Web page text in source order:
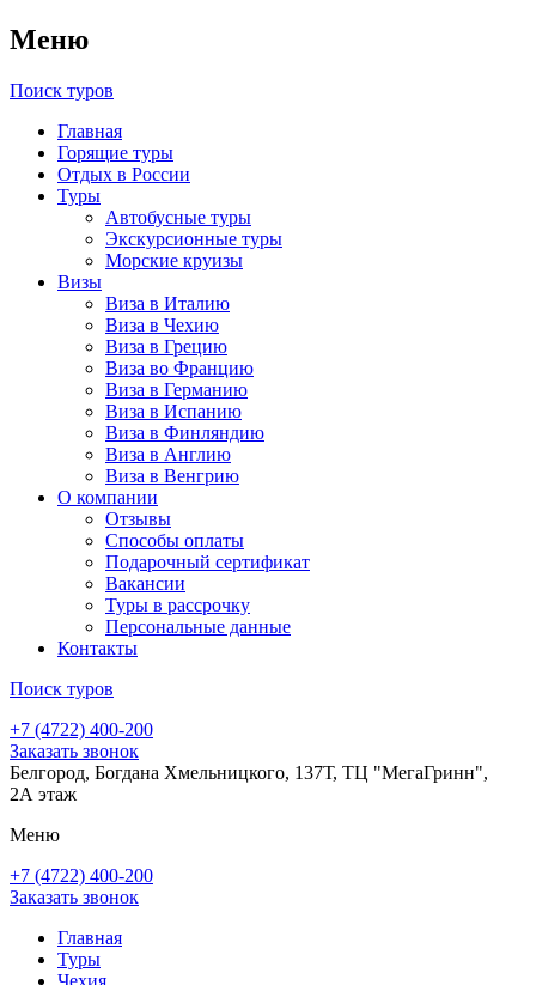
Меню
Поиск туров
Главная
Горящие туры
Отдых в России
Туры
Автобусные туры
Экскурсионные туры
Морские круизы
Визы
Виза в Италию
Виза в Чехию
Виза в Грецию
Виза во Францию
Виза в Германию
Виза в Испанию
Виза в Финляндию
Виза в Англию
Виза в Венгрию
О компании
Отзывы
Способы оплаты
Подарочный сертификат
Вакансии
Туры в рассрочку
Персональные данные
Контакты
Поиск туров
+7 (4722) 400-200
Заказать звонок
Белгород, Богдана Хмельницкого, 137Т, ТЦ "МегаГринн",
2А этаж
Меню
+7 (4722) 400-200
Заказать звонок
Главная
Туры
Чехия